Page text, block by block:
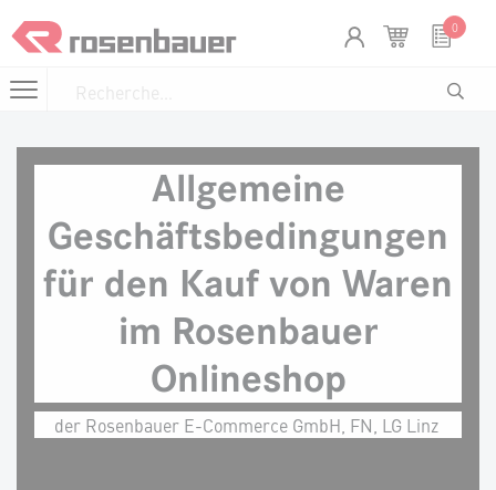
0
Allgemeine
Geschäftsbedingungen
für den Kauf von Waren
im Rosenbauer
Onlineshop
der Rosenbauer E-Commerce GmbH, FN, LG Linz